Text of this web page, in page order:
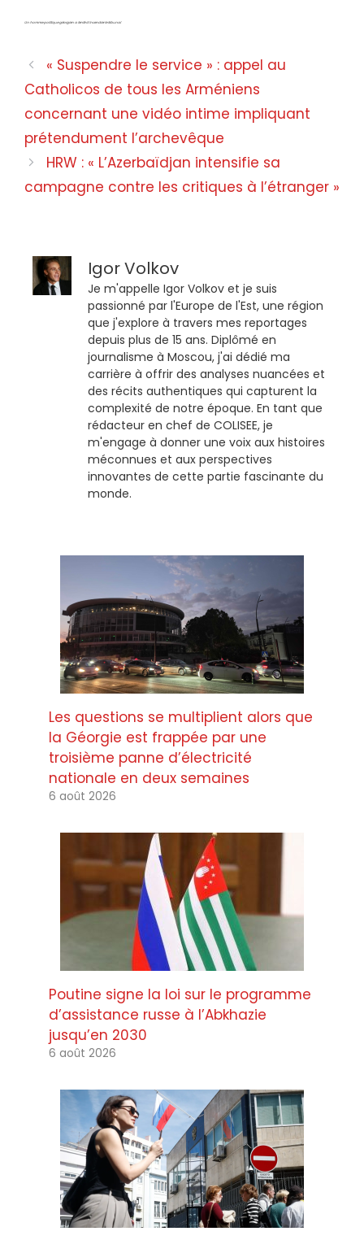
Un homme politique géorgien a tenté d’incendier le tribunal
« Suspendre le service » : appel au
Catholicos de tous les Arméniens
concernant une vidéo intime impliquant
prétendument l’archevêque
HRW : « L’Azerbaïdjan intensifie sa
campagne contre les critiques à l’étranger »
Igor Volkov
Je m'appelle Igor Volkov et je suis
passionné par l'Europe de l'Est, une région
que j'explore à travers mes reportages
depuis plus de 15 ans. Diplômé en
journalisme à Moscou, j'ai dédié ma
carrière à offrir des analyses nuancées et
des récits authentiques qui capturent la
complexité de notre époque. En tant que
rédacteur en chef de COLISEE, je
m'engage à donner une voix aux histoires
méconnues et aux perspectives
innovantes de cette partie fascinante du
monde.
Les questions se multiplient alors que
la Géorgie est frappée par une
troisième panne d’électricité
nationale en deux semaines
6 août 2026
Poutine signe la loi sur le programme
d’assistance russe à l’Abkhazie
jusqu’en 2030
6 août 2026